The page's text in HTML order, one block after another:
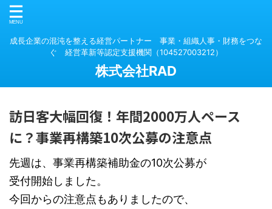
成長企業の混沌を整える経営パートナー 事業・組織人事・財務をつな
ぐ 経営革新等認定支援機関（104527003212）
株式会社RAD
訪日客大幅回復！年間2000万人ペース
に？事業再構築10次公募の注意点
先週は、事業再構築補助金の10次公募が
受付開始しました。
今回からの注意点もありましたので、